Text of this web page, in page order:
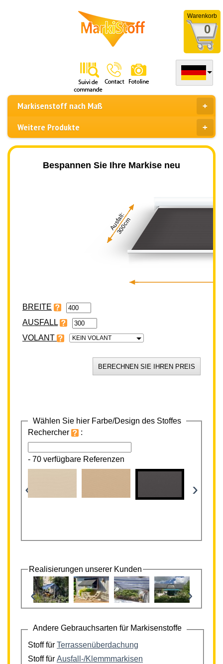
Warenkorb
0
Markisenstoff nach Maß
Weitere Produkte
Bespannen Sie Ihre Markise neu
Ausfall:
300cm
BREITE
VOLANT KEIN VOLANT
Wählen Sie hier Farbe/Design des Stoffes
Rechercher
:
- 70 verfügbare Referenzen
‹ ›
Realisierungen unserer Kunden
‹ ›
Andere Gebrauchsarten für Markisenstoffe
Stoff für Terrassenüberdachung
Stoff für Ausfall-/Klemmmarkisen